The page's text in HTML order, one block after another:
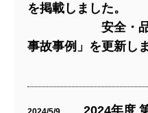
を掲載しました。
安全・品質→
事故事例」を更新し
2024年度